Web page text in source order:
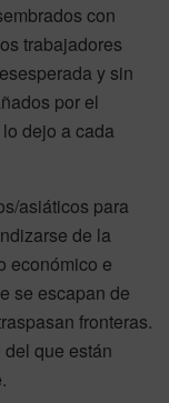
con
trabajadores
y sin
por el
dejo a cada
asiáticos para
de la
económico e
se escapan de
fronteras.
que están